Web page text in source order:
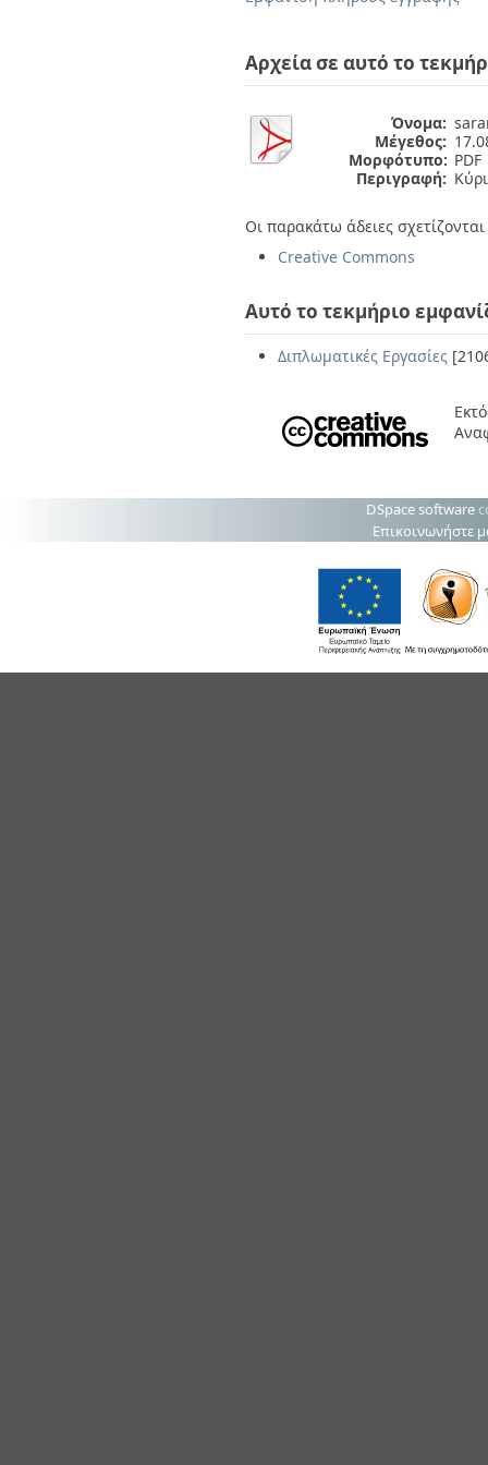
Αρχεία σε αυτό το
Όνομα:
Μέγεθος:
Μορφότυπο: PDF
Περιγραφή:
Οι παρακάτω άδειες
Creative Commons
Αυτό το τεκμήριο
Διπλωματικές Εργασίες
DSpace software
Επικοινωνήστε